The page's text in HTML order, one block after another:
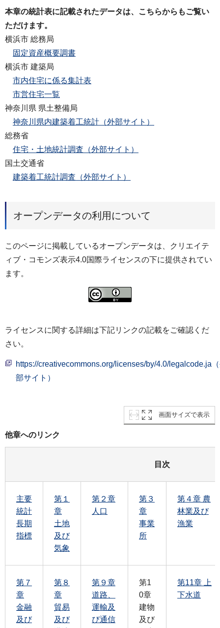
本章の統計表に記載されたデータは、こちらからもご覧い
ただけます。
横浜市 総務局
固定資産概要調書
横浜市 建築局
市内住宅に係る集計表
市営住宅一覧
神奈川県 県土整備局
神奈川県内建築着工統計（外部サイト）
総務省
住宅・土地統計調査（外部サイト）
国土交通省
建築着工統計調査（外部サイト）
オープンデータの利用について
このページに掲載しているオープンデータは、クリエイテ
ィブ・コモンズ表示4.0国際ライセンスの下に提供されてい
ます。
ライセンスに関する詳細は下記リンクの記載をご確認くだ
さい。
https://creativecommons.org/licenses/by/4.0/legalcode.ja
部サイト）
画面サイズで表示
他章へのリンク
目次
主要
統計
長期
指標
第１
章
土地
及び
気象
第２章
人口
第３
章
事業
所
第４章 農
林業及び
漁業
第７
章
金融
及び
第８
章
貿易
及び
第９章
道路、
運輸及
び通信
第1
0章
建物
及び
第11章 上
下水道